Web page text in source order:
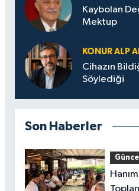
Kaybolan
Mektup
KONUR ALP
Cihazın
Söylediği
Son Haberler
Güncel